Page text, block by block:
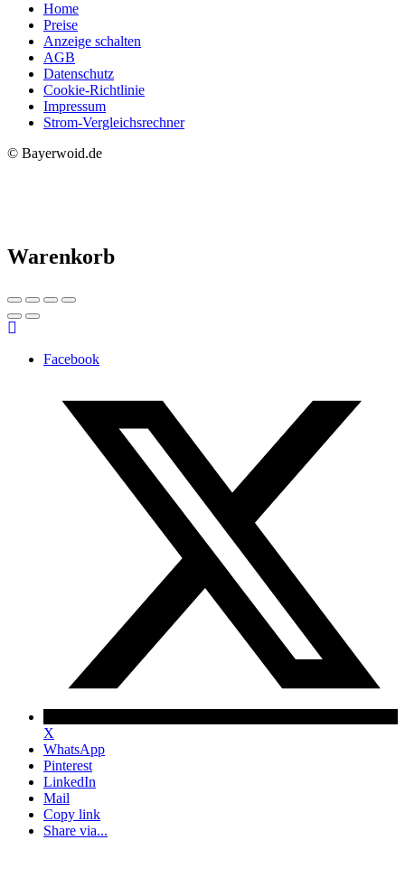
Home
Preise
Anzeige schalten
AGB
Datenschutz
Cookie-Richtlinie
Impressum
Strom-Vergleichsrechner
© Bayerwoid.de
Warenkorb
Facebook
X
WhatsApp
Pinterest
LinkedIn
Mail
Copy link
Share via...